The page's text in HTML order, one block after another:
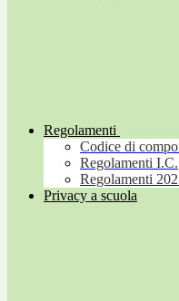
Regolamenti
Codice di
Regolamenti I.C.
Regolamenti
Privacy a scuola